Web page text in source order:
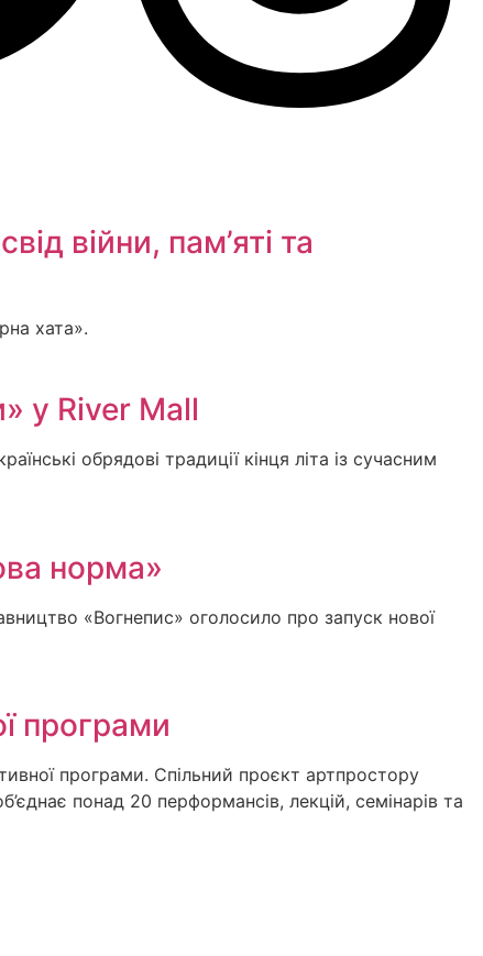
війни, пам’яті та
хата».
у River Mall
обрядові традиції кінця літа із сучасним
норма»
«Вогнепис» оголосило про запуск нової
програми
програми. Спільний проєкт артпростору
понад 20 перформансів, лекцій, семінарів та